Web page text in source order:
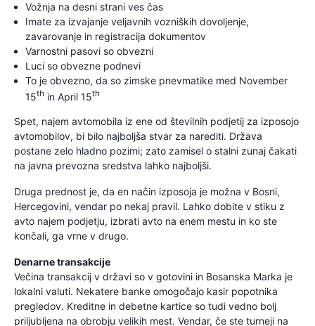
Vožnja na desni strani ves čas
Imate za izvajanje veljavnih vozniških dovoljenje,
zavarovanje in registracija dokumentov
Varnostni pasovi so obvezni
Luci so obvezne podnevi
To je obvezno, da so zimske pnevmatike med November
15th in April 15th
Spet, najem avtomobila iz ene od številnih podjetij za izposojo
avtomobilov, bi bilo najboljša stvar za narediti. Država
postane zelo hladno pozimi; zato zamisel o stalni zunaj čakati
na javna prevozna sredstva lahko najboljši.
Druga prednost je, da en način izposoja je možna v Bosni,
Hercegovini, vendar po nekaj pravil. Lahko dobite v stiku z
avto najem podjetju, izbrati avto na enem mestu in ko ste
končali, ga vrne v drugo.
Denarne transakcije
Večina transakcij v državi so v gotovini in Bosanska Marka je
lokalni valuti. Nekatere banke omogočajo kasir popotnika
pregledov. Kreditne in debetne kartice so tudi vedno bolj
priljubljena na obrobju velikih mest. Vendar, če ste turneji na